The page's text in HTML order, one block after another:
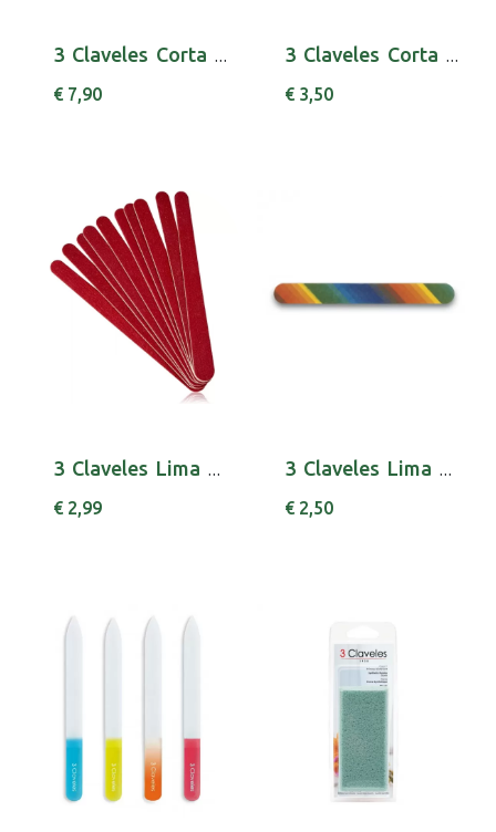
3 Claveles Corta Cutic C/Lima 12,5cm 80205
€ 7,90
3 Claveles Corta Unhas 6cm 80250
€ 3,50
3 Claveles Lima Corindon 18cm X10 80181
€ 2,99
3 Claveles Lima Corindon18cm Multic 80214
€ 2,50